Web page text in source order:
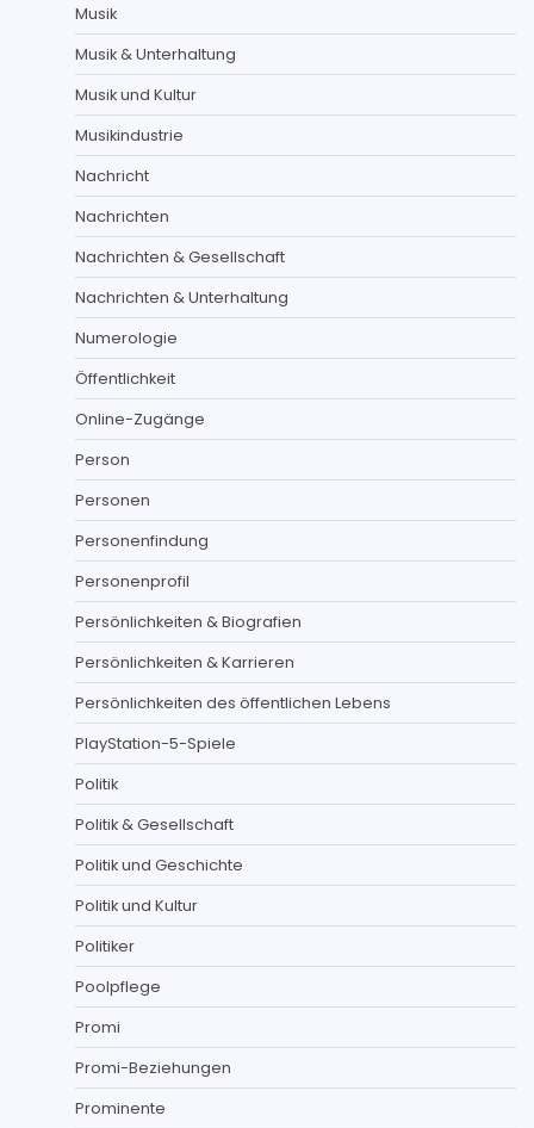
Musik
Musik & Unterhaltung
Musik und Kultur
Musikindustrie
Nachricht
Nachrichten
Nachrichten & Gesellschaft
Nachrichten & Unterhaltung
Numerologie
Öffentlichkeit
Online-Zugänge
Person
Personen
Personenfindung
Personenprofil
Persönlichkeiten & Biografien
Persönlichkeiten & Karrieren
Persönlichkeiten des öffentlichen Lebens
PlayStation-5-Spiele
Politik
Politik & Gesellschaft
Politik und Geschichte
Politik und Kultur
Politiker
Poolpflege
Promi
Promi-Beziehungen
Prominente